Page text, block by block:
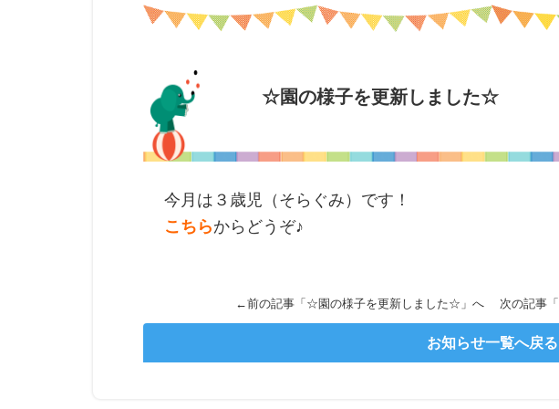
☆園の様子を更新しました☆
今月は３歳児（そらぐみ）です！
こちらからどうぞ♪
←前の記事「 ☆園の様子を更新しました☆ 」へ 次の記事「
お知らせ一覧へ戻る